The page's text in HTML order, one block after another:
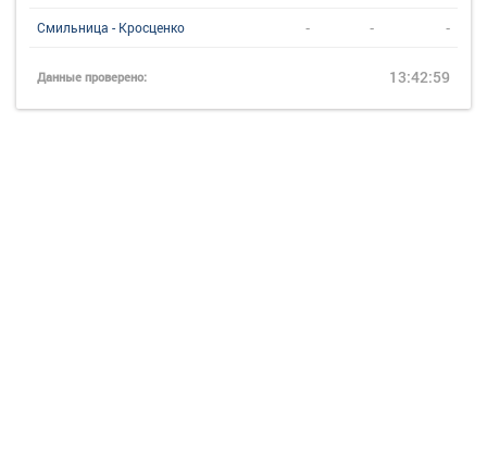
Смильница - Кросценко - - -
Данные проверено: 13:42:59